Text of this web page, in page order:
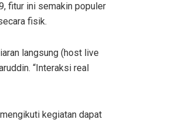
fitur ini semakin populer
fisik.
langsung (host live
“Interaksi real
kegiatan dapat